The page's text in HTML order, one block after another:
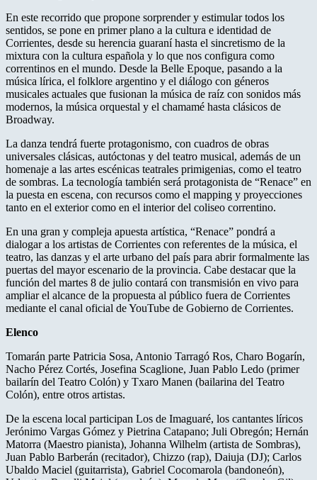
En este recorrido que propone sorprender y estimular todos los
sentidos, se pone en primer plano a la cultura e identidad de
Corrientes, desde su herencia guaraní hasta el sincretismo de la
mixtura con la cultura española y lo que nos configura como
correntinos en el mundo. Desde la Belle Epoque, pasando a la
música lírica, el folklore argentino y el diálogo con géneros
musicales actuales que fusionan la música de raíz con sonidos más
modernos, la música orquestal y el chamamé hasta clásicos de
Broadway.
La danza tendrá fuerte protagonismo, con cuadros de obras
universales clásicas, autóctonas y del teatro musical, además de un
homenaje a las artes escénicas teatrales primigenias, como el teatro
de sombras. La tecnología también será protagonista de “Renace” en
la puesta en escena, con recursos como el mapping y proyecciones
tanto en el exterior como en el interior del coliseo correntino.
En una gran y compleja apuesta artística, “Renace” pondrá a
dialogar a los artistas de Corrientes con referentes de la música, el
teatro, las danzas y el arte urbano del país para abrir formalmente las
puertas del mayor escenario de la provincia. Cabe destacar que la
función del martes 8 de julio contará con transmisión en vivo para
ampliar el alcance de la propuesta al público fuera de Corrientes
mediante el canal oficial de YouTube de Gobierno de Corrientes.
Elenco
Tomarán parte Patricia Sosa, Antonio Tarragó Ros, Charo Bogarín,
Nacho Pérez Cortés, Josefina Scaglione, Juan Pablo Ledo (primer
bailarín del Teatro Colón) y Txaro Manen (bailarina del Teatro
Colón), entre otros artistas.
De la escena local participan Los de Imaguaré, los cantantes líricos
Jerónimo Vargas Gómez y Pietrina Catapano; Juli Obregón; Hernán
Matorra (Maestro pianista), Johanna Wilhelm (artista de Sombras),
Juan Pablo Barberán (recitador), Chizzo (rap), Daiuja (DJ); Carlos
Ubaldo Maciel (guitarrista), Gabriel Cocomarola (bandoneón),